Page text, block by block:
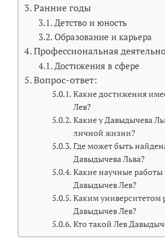
Ранние годы
Детство и юность
Образование и карьера
Профессиональная
Достижения в сфере
Вопрос-ответ:
Какие достижения
Лев?
Какие у Давыдычева
личной жизни?
Где может быть
Давыдычева Льва?
Какие научные работы
Давыдычев Лев?
Каким университетом
Давыдычев Лев?
Кто такой Лев